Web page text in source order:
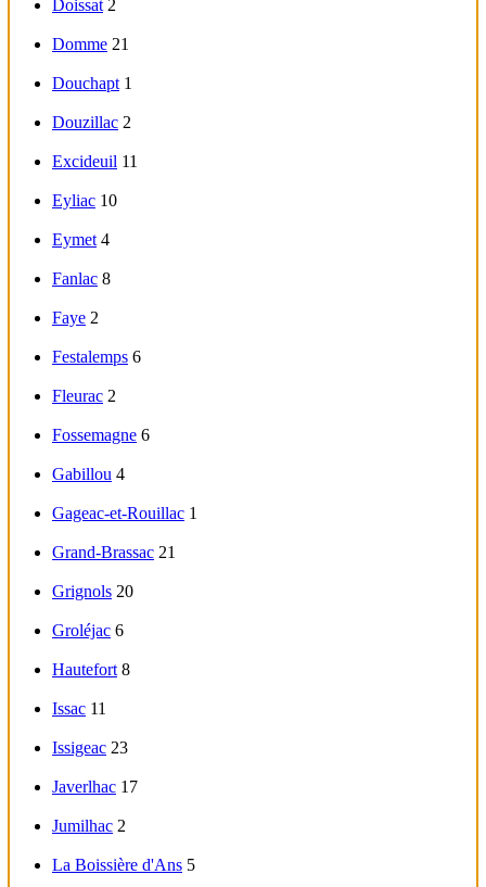
Doissat 2
Domme 21
Douchapt 1
Douzillac 2
Excideuil 11
Eyliac 10
Eymet 4
Fanlac 8
Faye 2
Festalemps 6
Fleurac 2
Fossemagne 6
Gabillou 4
Gageac-et-Rouillac 1
Grand-Brassac 21
Grignols 20
Groléjac 6
Hautefort 8
Issac 11
Issigeac 23
Javerlhac 17
Jumilhac 2
La Boissière d'Ans 5